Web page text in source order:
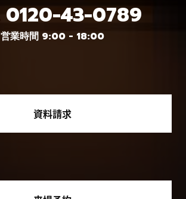
0120-43-0789
営業時間 9:00 - 18:00
資料請求